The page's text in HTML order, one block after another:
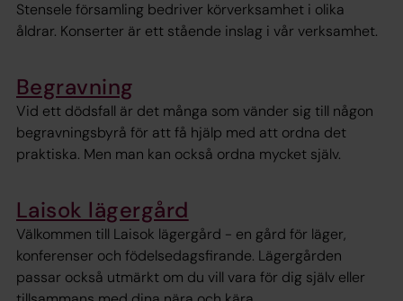
Stensele församling bedriver körverksamhet i olika
åldrar. Konserter är ett stående inslag i vår verksamhet.
Begravning
Vid ett dödsfall är det många som vänder sig till någon
begravningsbyrå för att få hjälp med att ordna det
praktiska. Men man kan också ordna mycket själv.
Laisok lägergård
Välkommen till Laisok lägergård - en gård för läger,
konferenser och födelsedagsfirande. Lägergården
passar också utmärkt om du vill vara för dig själv eller